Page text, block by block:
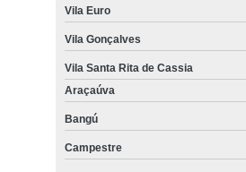
Vila Euro
Vila Gonçalves
Vila Santa Rita de Cassia
Araçaúva
Bangú
Campestre